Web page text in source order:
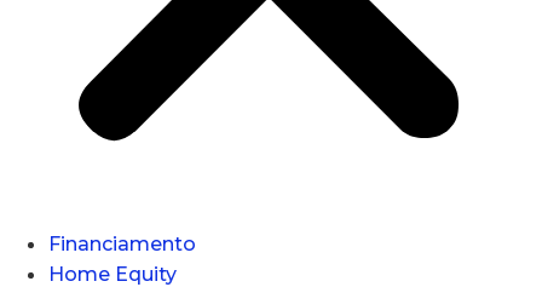
Financiamento
Home Equity